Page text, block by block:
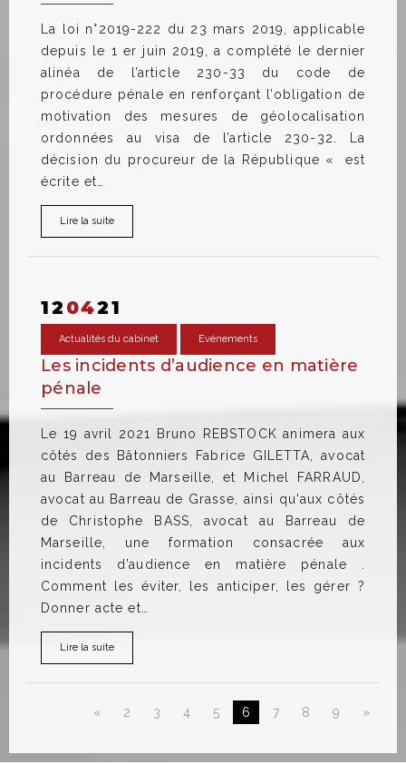
La loi n°2019-222 du 23 mars 2019, applicable
depuis le 1 er juin 2019, a complété le dernier
alinéa de l’article 230-33 du code de
procédure pénale en renforçant l’obligation de
motivation des mesures de géolocalisation
ordonnées au visa de l’article 230-32. La
décision du procureur de la République « est
écrite et…
Lire la suite
12 0421
Actualités du cabinet Evénements
Les incidents d’audience en matière
pénale
Le 19 avril 2021 Bruno REBSTOCK animera aux
côtés des Bâtonniers Fabrice GILETTA, avocat
au Barreau de Marseille, et Michel FARRAUD,
avocat au Barreau de Grasse, ainsi qu'aux côtés
de Christophe BASS, avocat au Barreau de
Marseille, une formation consacrée aux
incidents d’audience en matière pénale .
Comment les éviter, les anticiper, les gérer ?
Donner acte et…
Lire la suite
« 2 3 4 5 6 7 8 9 »